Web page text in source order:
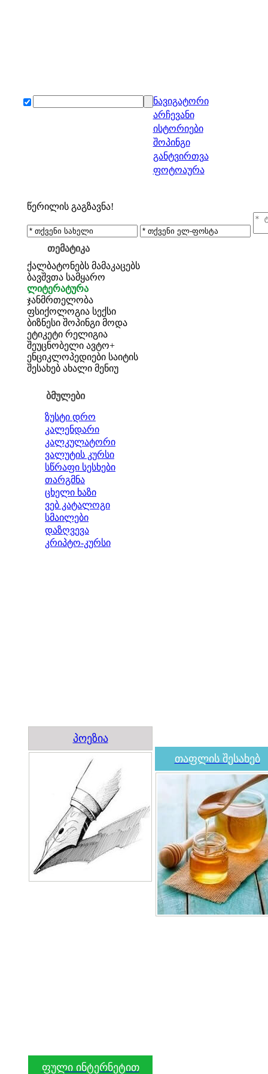
ნავიგატორი
არჩევანი
ისტორიები
შოპინგი
განტვირთვა
ფოტოაურა
წერილის გაგზავნა!
თემატიკა
ქალბატონებს მამაკაცებს
ბავშვთა სამყარო
ლიტერატურა
ჯანმრთელობა
ფსიქოლოგია სექსი
ბიზნესი შოპინგი მოდა
ეტიკეტი რელიგია
შეუცნობელი ავტო+
ენციკლოპედიები საიტის
შესახებ ახალი მენიუ
ბმულები
ზუსტი დრო
კალენდარი
კალკულატორი
ვალუტის კურსი
სწრაფი სესხები
თარგმნა
ცხელი ხაზი
ვებ კატალოგი
სმაილები
დაზღვევა
კრიპტო-კურსი
პოეზია
თაფლის შესახებ
ფული ინტერნეტით